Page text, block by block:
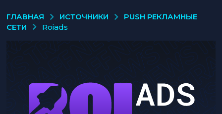
ГЛАВНАЯ ИСТОЧНИКИ
PUSH РЕКЛАМНЫЕ
СЕТИ
roiads